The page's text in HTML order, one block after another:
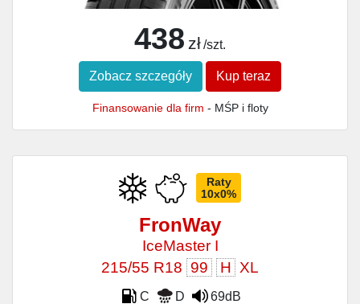
438 zł /szt.
Zobacz szczegóły Kup teraz
Finansowanie dla firm - MŚP i floty
Raty
10x0%
FronWay
IceMaster I
215/55 R18 99 H XL
C D 69dB